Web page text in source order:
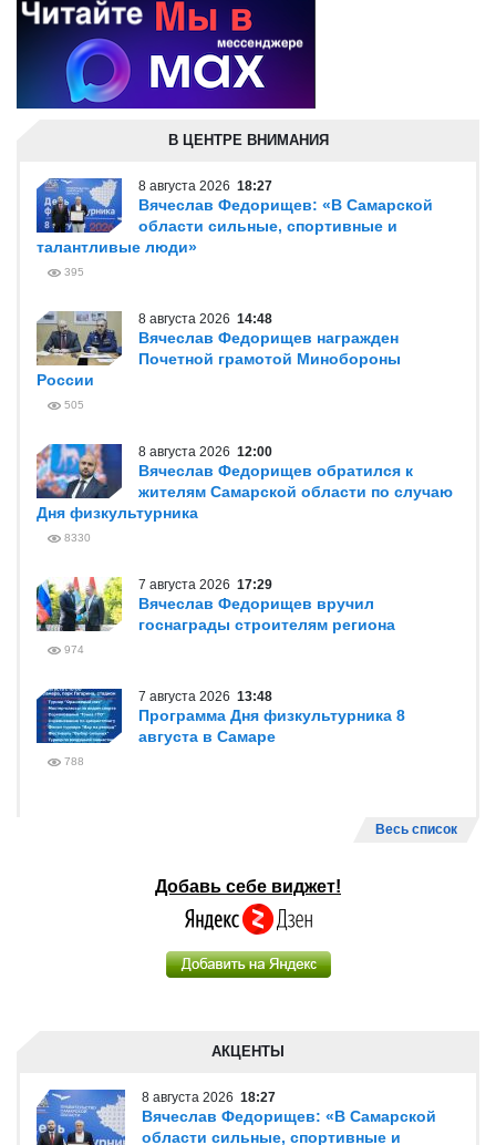
В ЦЕНТРЕ ВНИМАНИЯ
8 августа 2026 18:27
Вячеслав Федорищев: «В Самарской
области сильные, спортивные и
талантливые люди»
395
8 августа 2026 14:48
Вячеслав Федорищев награжден
Почетной грамотой Минобороны
России
505
8 августа 2026 12:00
Вячеслав Федорищев обратился к
жителям Самарской области по случаю
Дня физкультурника
8330
7 августа 2026 17:29
Вячеслав Федорищев вручил
госнаграды строителям региона
974
7 августа 2026 13:48
Программа Дня физкультурника 8
августа в Самаре
788
Весь список
Добавь себе виджет!
АКЦЕНТЫ
8 августа 2026 18:27
Вячеслав Федорищев: «В Самарской
области сильные, спортивные и